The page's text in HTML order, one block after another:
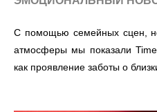
С помощью семейных сцен,
атмосферы мы показали
как проявление заботы о